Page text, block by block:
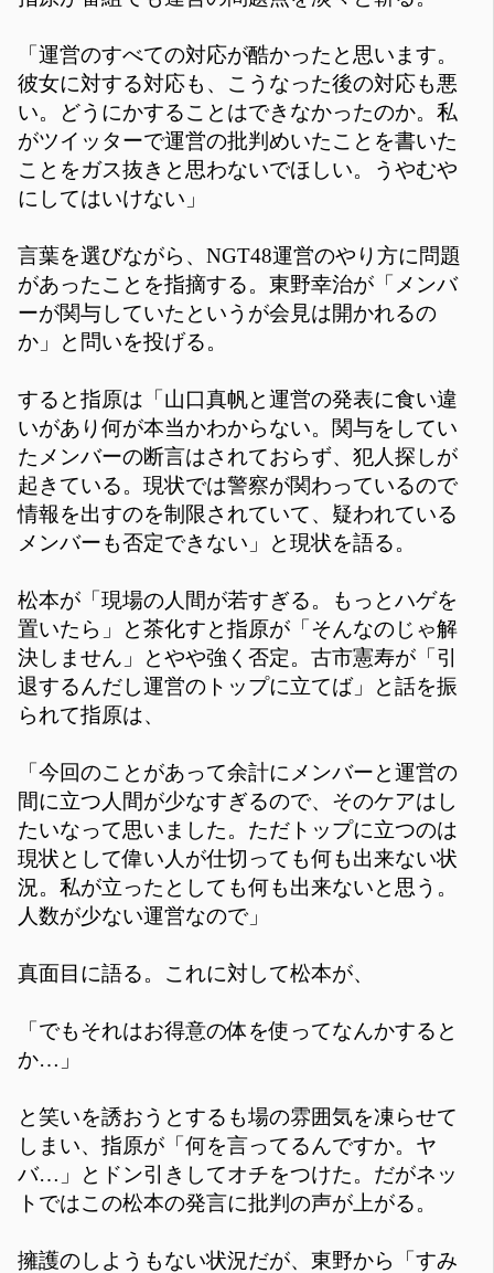
「運営のすべての対応が酷かったと思います。
彼女に対する対応も、こうなった後の対応も悪
い。どうにかすることはできなかったのか。私
がツイッターで運営の批判めいたことを書いた
ことをガス抜きと思わないでほしい。うやむや
にしてはいけない」
言葉を選びながら、NGT48運営のやり方に問題
があったことを指摘する。東野幸治が「メンバ
ーが関与していたというが会見は開かれるの
か」と問いを投げる。
すると指原は「山口真帆と運営の発表に食い違
いがあり何が本当かわからない。関与をしてい
たメンバーの断言はされておらず、犯人探しが
起きている。現状では警察が関わっているので
情報を出すのを制限されていて、疑われている
メンバーも否定できない」と現状を語る。
松本が「現場の人間が若すぎる。もっとハゲを
置いたら」と茶化すと指原が「そんなのじゃ解
決しません」とやや強く否定。古市憲寿が「引
退するんだし運営のトップに立てば」と話を振
られて指原は、
「今回のことがあって余計にメンバーと運営の
間に立つ人間が少なすぎるので、そのケアはし
たいなって思いました。ただトップに立つのは
現状として偉い人が仕切っても何も出来ない状
況。私が立ったとしても何も出来ないと思う。
人数が少ない運営なので」
真面目に語る。これに対して松本が、
「でもそれはお得意の体を使ってなんかすると
か…」
と笑いを誘おうとするも場の雰囲気を凍らせて
しまい、指原が「何を言ってるんですか。ヤ
バ…」とドン引きしてオチをつけた。だがネッ
トではこの松本の発言に批判の声が上がる。
擁護のしようもない状況だが、東野から「すみ